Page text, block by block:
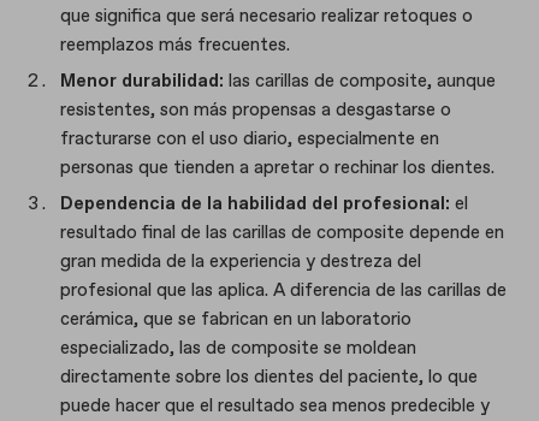
que significa que será necesario realizar retoques o
reemplazos más frecuentes.
Menor durabilidad: las carillas de composite, aunque
resistentes, son más propensas a desgastarse o
fracturarse con el uso diario, especialmente en
personas que tienden a apretar o rechinar los dientes.
Dependencia de la habilidad del profesional: el
resultado final de las carillas de composite depende en
gran medida de la experiencia y destreza del
profesional que las aplica. A diferencia de las carillas de
cerámica, que se fabrican en un laboratorio
especializado, las de composite se moldean
directamente sobre los dientes del paciente, lo que
puede hacer que el resultado sea menos predecible y